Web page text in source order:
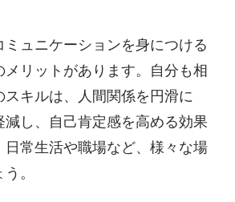
ミュニケーションを身につける
メリットがあります。自分も相
キルは、人間関係を円滑に
減し、自己肯定感を高める効果
日常生活や職場など、様々な場
。